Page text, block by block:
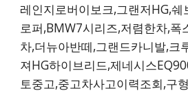
레인지로버이보크,그랜저HG,쉐
로퍼,BMW7시리즈,저렴한차,폭
차,더뉴아반떼,그랜드카니발,크
져HG하이브리드,제네시스
토중고,중고차사고이력조회,구